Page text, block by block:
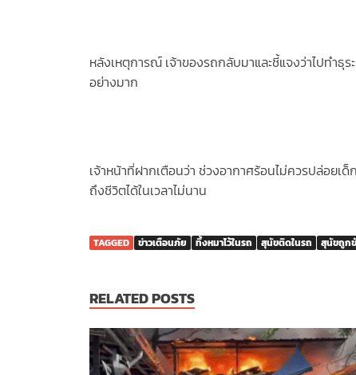
หลังเหตุการณ์ เจ้าของรถกลับมาและชี้แจงว่าไปทำ
อย่างมาก
เจ้าหน้าที่ฝากเตือนว่า ช่วงอากาศร้อนไม่ควรปล่อยเ
ถึงชีวิตได้ในเวลาไม่นาน
TAGGED ข่าวเตือนภัย ทิ้งหมาไว้ในรถ สุนัขติดในรถ สุนัขถูก
RELATED POSTS